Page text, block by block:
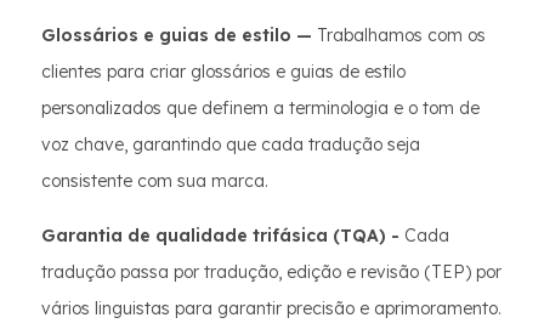
Glossários e guias de estilo — Trabalhamos com os
clientes para criar glossários e guias de estilo
personalizados que definem a terminologia e o tom de
voz chave, garantindo que cada tradução seja
consistente com sua marca.
Garantia de qualidade trifásica (TQA) - Cada
tradução passa por tradução, edição e revisão (TEP) por
vários linguistas para garantir precisão e aprimoramento.